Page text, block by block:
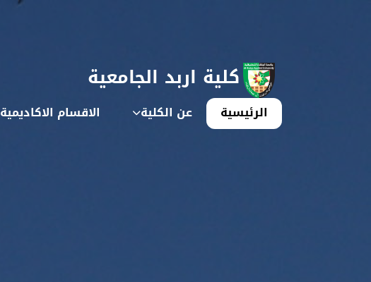
كلية اربد الجامعية
الرئيسية عن الكلية الاقسام الاكاديمية